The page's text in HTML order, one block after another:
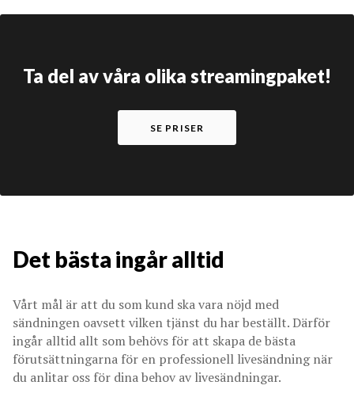
Ta del av våra olika streamingpaket!
SE PRISER
Det bästa ingår alltid
Vårt mål är att du som kund ska vara nöjd med
sändningen oavsett vilken tjänst du har beställt. Därför
ingår alltid allt som behövs för att skapa de bästa
förutsättningarna för en professionell livesändning när
du anlitar oss för dina behov av livesändningar.